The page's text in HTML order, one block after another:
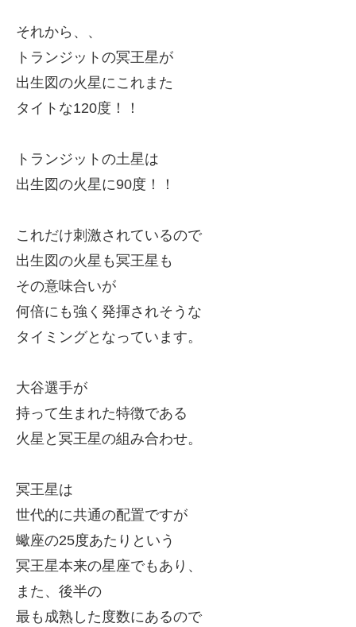
それから、、
トランジットの冥王星が
出生図の火星にこれまた
タイトな120度！！
トランジットの土星は
出生図の火星に90度！！
これだけ刺激されているので
出生図の火星も冥王星も
その意味合いが
何倍にも強く発揮されそうな
タイミングとなっています。
大谷選手が
持って生まれた特徴である
火星と冥王星の組み合わせ。
冥王星は
世代的に共通の配置ですが
蠍座の25度あたりという
冥王星本来の星座でもあり、
また、 後半の
最も成熟した度数にあるので